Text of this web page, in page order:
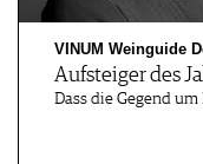
VINUM Weinguide
Aufsteiger des
Dass die Gegend